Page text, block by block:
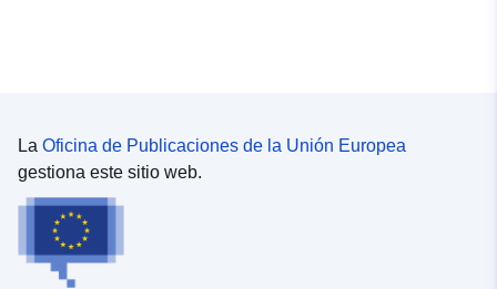
La Oficina de Publicaciones de la Unión Europea
gestiona este sitio web.